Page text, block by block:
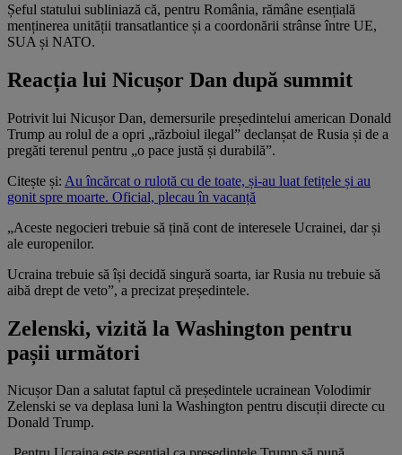
Șeful statului subliniază că, pentru România, rămâne esențială
menținerea unității transatlantice și a coordonării strânse între UE,
SUA și NATO.
Reacția lui Nicușor Dan după summit
Potrivit lui Nicușor Dan, demersurile președintelui american Donald
Trump au rolul de a opri „războiul ilegal” declanșat de Rusia și de a
pregăti terenul pentru „o pace justă și durabilă”.
Citește și: Au încărcat o rulotă cu de toate, și-au luat fetițele și au
gonit spre moarte. Oficial, plecau în vacanță
„Aceste negocieri trebuie să țină cont de interesele Ucrainei, dar și
ale europenilor.
Ucraina trebuie să își decidă singură soarta, iar Rusia nu trebuie să
aibă drept de veto”, a precizat președintele.
Zelenski, vizită la Washington pentru
pașii următori
Nicușor Dan a salutat faptul că președintele ucrainean Volodimir
Zelenski se va deplasa luni la Washington pentru discuții directe cu
Donald Trump.